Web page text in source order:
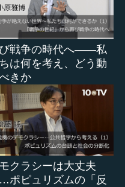
のデータから現れてい
トウエルネス施策につ
をいくつかご紹介しま
いうものです。
亡原因です。がんな
、2013年（平成25年）か
増えている項目がありま
る人が減った代わり
多いということです。
戦争の時代へ――私
は何を考え、どう動
きか
クラシーは大丈夫
ポピュリズムの「反